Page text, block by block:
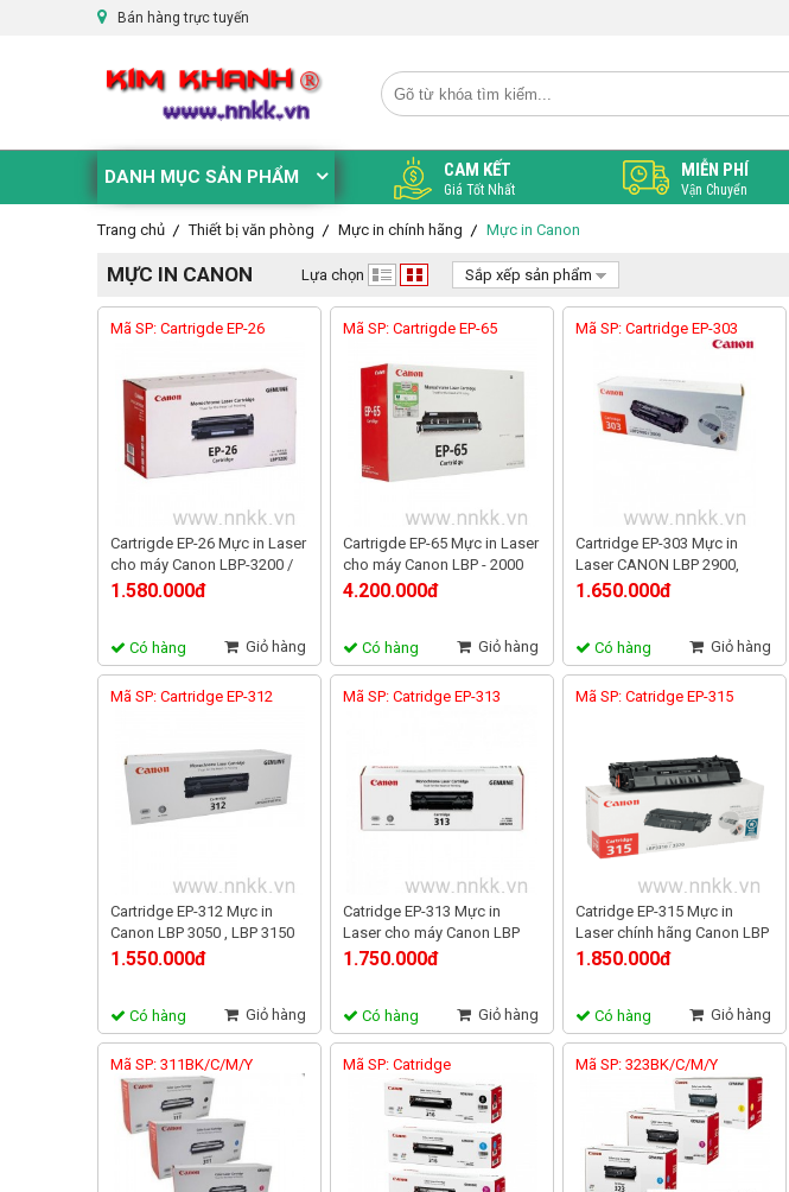
Bán hàng trực tuyến
DANH MỤC SẢN PHẨM CAM KẾT
Giá Tốt Nhất
MIỄN PHÍ
Vận Chuyển
Trang chủ Thiết bị văn phòng Mực in chính hãng Mực in Canon
MỰC IN CANON Lựa chọn Sắp xếp sản phẩm
Mã SP: Cartrigde EP-26
Cartrigde EP-26 Mực in Laser
cho máy Canon LBP-3200 /
MF-3110 , 3112 , 3222 , 5650 ,
1.580.000đ
Có hàng Giỏ hàng
Mã SP: Cartrigde EP-65
Cartrigde EP-65 Mực in Laser
cho máy Canon LBP - 2000
4.200.000đ
Có hàng Giỏ hàng
Mã SP: Cartridge EP-303
Cartridge EP-303 Mực in
Laser CANON LBP 2900,
3000, 11121e, 11121
1.650.000đ
Có hàng Giỏ hàng
Mã SP: Cartridge EP-312
Cartridge EP-312 Mực in
Canon LBP 3050 , LBP 3150
1.550.000đ
Có hàng Giỏ hàng
Mã SP: Catridge EP-313
Catridge EP-313 Mực in
Laser cho máy Canon LBP
3250
1.750.000đ
Có hàng Giỏ hàng
Mã SP: Catridge EP-315
Catridge EP-315 Mực in
Laser chính hãng Canon LBP
3310, 3370
1.850.000đ
Có hàng Giỏ hàng
Mã SP: 311BK/C/M/Y
Mã SP: Catridge
316BK/C/M/Y
Mã SP: 323BK/C/M/Y